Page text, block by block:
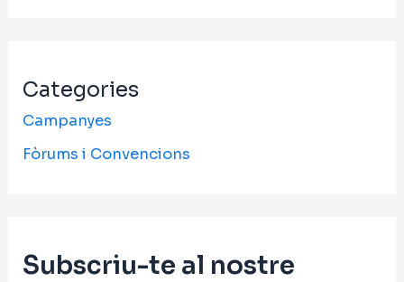
Categories
Campanyes
Fòrums i Convencions
Subscriu-te al nostre